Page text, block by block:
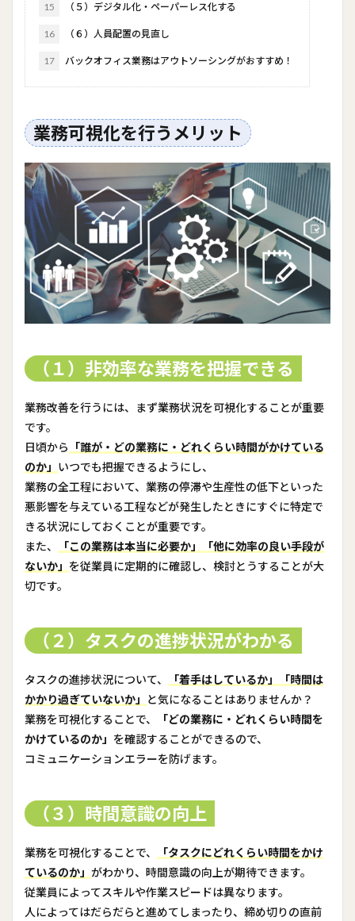
15 （５）デジタル化・ペーパーレス化する
16 （６）人員配置の見直し
17 バックオフィス業務はアウトソーシングがおすすめ！
業務可視化を行うメリット
（１）非効率な業務を把握できる
業務改善を行うには、まず業務状況を可視化することが重要
です。
日頃から
「誰が・どの業務に・どれくらい時間がかけている
のか」 いつでも把握できるようにし、
業務の全工程において、業務の停滞や生産性の低下といった
悪影響を与えている工程などが発生したときにすぐに特定で
きる状況にしておくことが重要です。
また、
「この業務は本当に必要か」「他に効率の良い手段が
ないか」 を従業員に定期的に確認し、検討とうすることが大
切です。
（２）タスクの進捗状況がわかる
タスクの進捗状況について、
「着手はしているか」「時間は
かかり過ぎていないか」
と気になることはありませんか？
業務を可視化することで、
「どの業務に・どれくらい時間を
かけているのか」 を確認することができるので、
コミュニケーションエラーを防げます。
（３）時間意識の向上
業務を可視化することで、
「タスクにどれくらい時間をかけ
ているのか」 がわかり、時間意識の向上が期待できます。
従業員によってスキルや作業スピードは異なります。
人によってはだらだらと進めてしまったり、締め切りの直前